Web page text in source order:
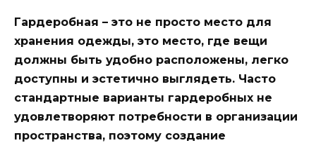
Гардеробная – это не просто место для
хранения одежды, это место, где вещи
должны быть удобно расположены, легко
доступны и эстетично выглядеть. Часто
стандартные варианты гардеробных не
удовлетворяют потребности в организации
пространства, поэтому создание